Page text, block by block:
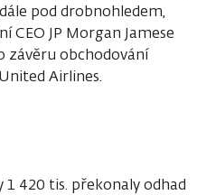
pod drobnohledem,
JP Morgan Jamese
závěru obchodování
Airlines.
tis. překonaly odhad